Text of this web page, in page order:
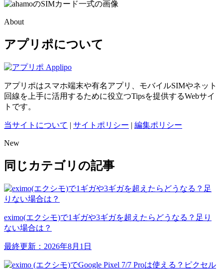
About
アプリポについて
アプリポはスマホ端末や有名アプリ、モバイルSIMやネット
回線を上手に活用するために役立つTipsを提供するWebサイ
トです。
当サイトについて | サイトポリシー | 編集ポリシー
New
同じカテゴリの記事
eximo(エクシモ)で1ギガや3ギガを超えたらどうなる？足り
ない場合は？
最終更新：2026年8月1日